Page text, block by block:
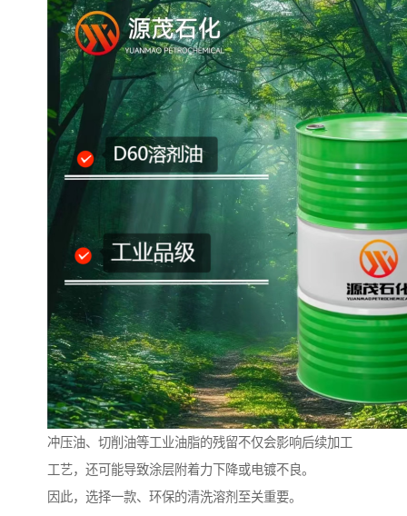
冲压油、切削油等工业油脂的残留不仅会影响后续加工
工艺，还可能导致涂层附着力下降或电镀不良。
因此，选择一款、环保的清洗溶剂至关重要。